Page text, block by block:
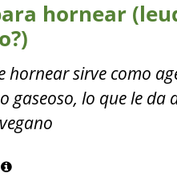
hornear
hornear sirve como
gaseoso, lo que le